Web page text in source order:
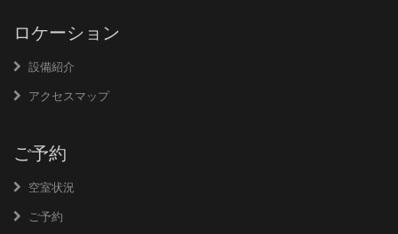
ロケーション
設備紹介
アクセスマップ
ご予約
空室状況
ご予約